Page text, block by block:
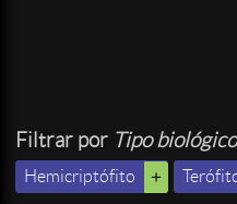
Filtrar por Tipo biológico
Hemicriptófito